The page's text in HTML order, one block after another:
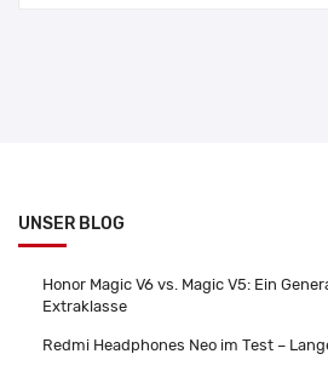
UNSER BLOG
Honor Magic V6 vs. Magic V5: Ein
Extraklasse
Redmi Headphones Neo im Test –